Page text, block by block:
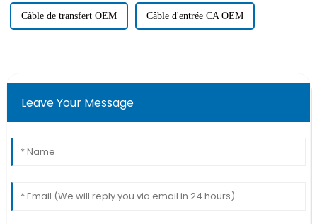
Câble de transfert OEM Câble d'entrée CA OEM
Leave Your Message